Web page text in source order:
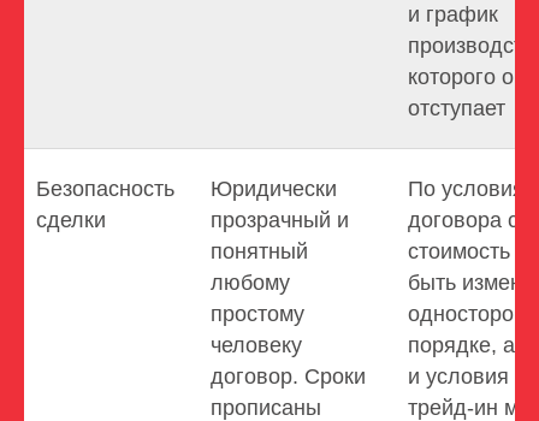
и график
которого он
отступает
Безопасность
сделки
Юридически
прозрачный и
понятный
любому
простому
человеку
договор. Сроки
прописаны
По условиям
договора
стоимость
быть
порядке, а
и условия по
трейд-ин